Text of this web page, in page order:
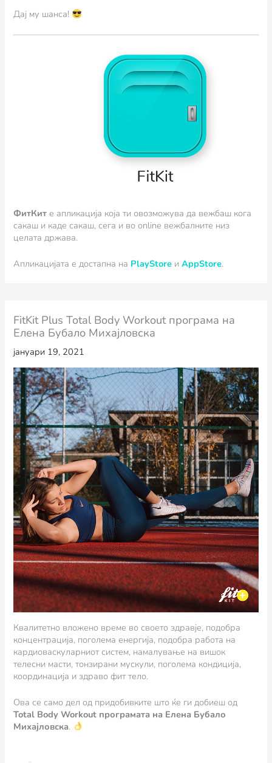
Дај му шанса!
ФитКит e апликација која ти овозможува да вежбаш кога
сакаш и каде сакаш, сега и во online вежбалните низ
целата држава.
Апликацијата е достапна на PlayStore иAppStore.
FitKit Plus Total Body Workout програма на
Елена Бубало Михајловска
јануари 19, 2021
Квалитетно вложено време во своето здравје, подобра
концентрација, поголема енергија, подобра работа на
кардиоваскуларниот систем, намалување на вишок
телесни масти, тонзирани мускули, поголема кондиција,
координација и здраво фит тело.
Ова се само дел од придобивките што ќе ги добиеш од
Total Body Workout програмата на Елена Бубало
Михајловска.